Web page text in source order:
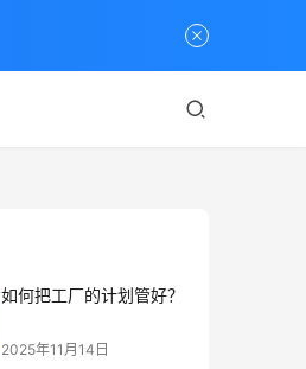
如何把工厂的计划管好？
2025年11月14日